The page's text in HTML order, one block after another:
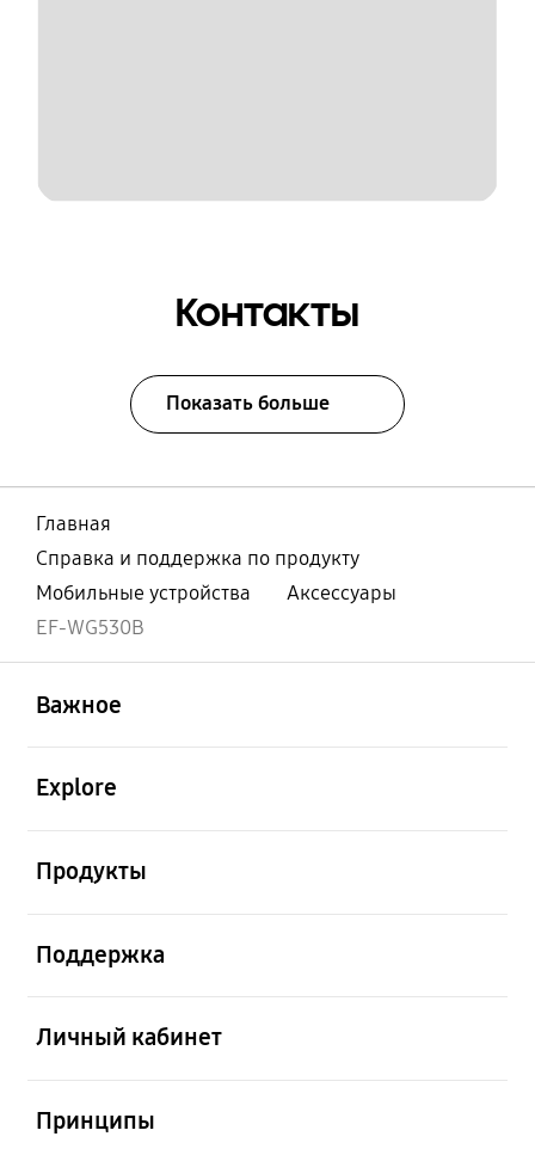
Контакты
Показать больше
Главная
Справка и поддержка по продукту
Мобильные устройства
Аксессуары
EF-WG530B
Важное
Explore
Продукты
Поддержка
Личный кабинет
Принципы